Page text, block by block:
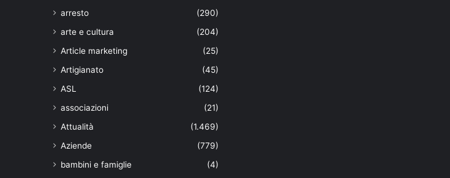
arresto
(290)
arte e cultura
(204)
Article marketing
(25)
Artigianato
(45)
ASL
(124)
associazioni
(21)
Attualità
(1.469)
Aziende
(779)
bambini e famiglie
(4)